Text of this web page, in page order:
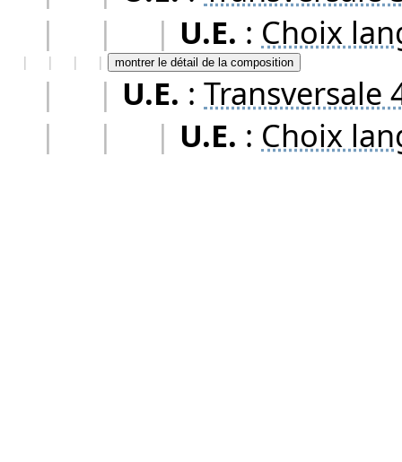
|
| | U.E. : Choix
| | | | montrer le détail de la composition
| | U.E. : Transversale
|
| | U.E. : Choix